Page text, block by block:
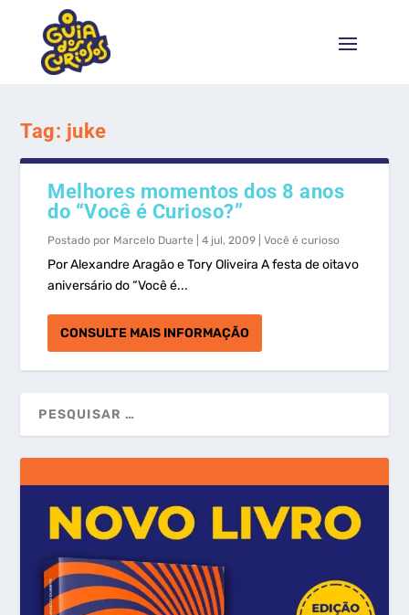
Tag: juke
Melhores momentos dos 8 anos
do “Você é Curioso?”
Postado por Marcelo Duarte |4 jul, 2009 |Você é curioso
Por Alexandre Aragão e Tory Oliveira A festa de oitavo
aniversário do “Você é...
CONSULTE MAIS INFORMAÇÃO